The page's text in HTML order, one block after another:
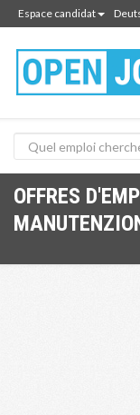
Espace candidat
OFFRES